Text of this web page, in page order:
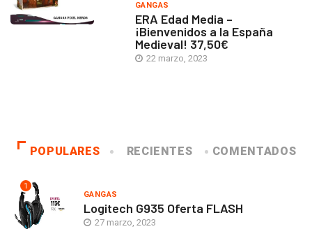
GANGAS
ERA Edad Media –
¡Bienvenidos a la España
Medieval! 37,50€
22 marzo, 2023
POPULARES RECIENTES COMENTADOS
1
GANGAS
Logitech G935 Oferta FLASH
27 marzo, 2023